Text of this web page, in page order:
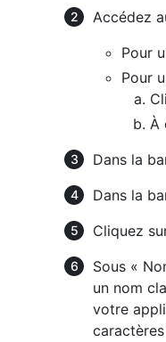
Accédez
Pour
Pour
À
Dans la
Dans la
Cliquez
Sous «
un nom
votre